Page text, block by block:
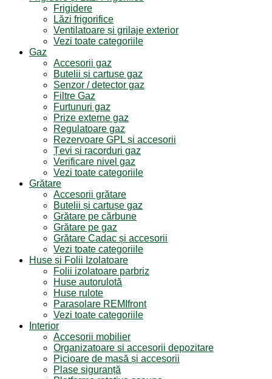
Frigidere
Lăzi frigorifice
Ventilatoare și grilaje exterior
Vezi toate categoriile
Gaz
Accesorii gaz
Butelii și cartușe gaz
Senzor / detector gaz
Filtre Gaz
Furtunuri gaz
Prize externe gaz
Regulatoare gaz
Rezervoare GPL și accesorii
Țevi și racorduri gaz
Verificare nivel gaz
Vezi toate categoriile
Grătare
Accesorii grătare
Butelii și cartușe gaz
Grătare pe cărbune
Grătare pe gaz
Grătare Cadac și accesorii
Vezi toate categoriile
Huse și Folii Izolatoare
Folii izolatoare parbriz
Huse autorulotă
Huse rulote
Parasolare REMIfront
Vezi toate categoriile
Interior
Accesorii mobilier
Organizatoare si accesorii depozitare
Picioare de masă și accesorii
Plase siguranță